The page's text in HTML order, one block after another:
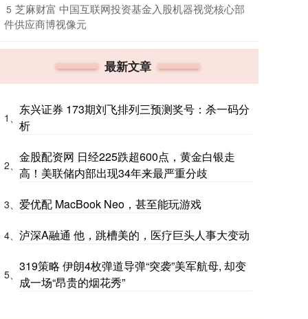
5 ​芝麻财富 中国互联网投资基金入股机器视觉核心部
件供应商博视像元
最新文章
1、
东兴证券 173期刘飞排列三预测奖号：杀一码分
析
2、
金股配资网 日经225跌超600点，黄金白银走
高！美联储内部出现34年来最严重分歧
3、 爱优配 MacBook Neo，甚至能玩游戏
4、 泸深A融通 他，跳槽美的，医疗巨头人事大变动
5、
319策略 伊朗4枚弹道导弹“突袭”美军航母, 却变
成一场“昂贵的烟花秀”